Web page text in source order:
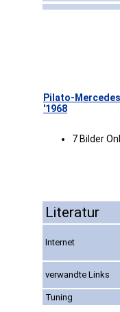
Pilato-
'1968
7 Bilder
Literatur
Internet
verwandte Links
Tuning